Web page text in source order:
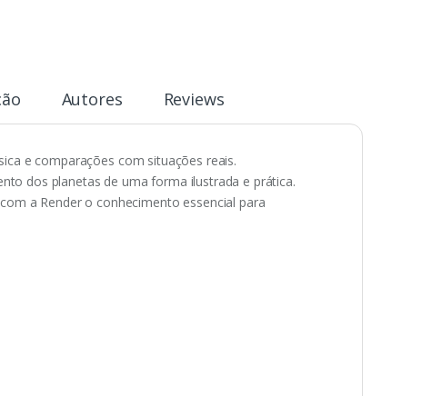
Autores Reviews
e comparações com situações reais.
dos planetas de uma forma ilustrada e prática.
a Render o conhecimento essencial para